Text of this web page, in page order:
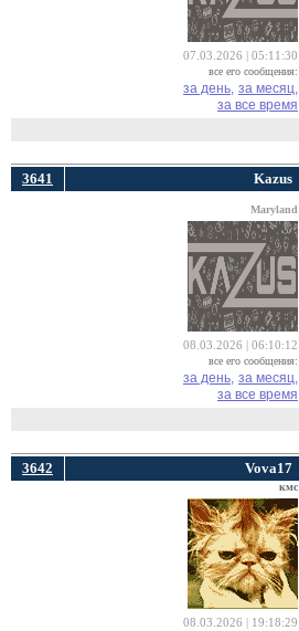
07.03.2026 | 05:11:30
все его сообщения:
за день, за месяц,
за все время
3641 Kazus
Maryland
08.03.2026 | 06:10:12
все его сообщения:
за день, за месяц,
за все время
3642 Vova17
кмс
08.03.2026 | 19:18:29